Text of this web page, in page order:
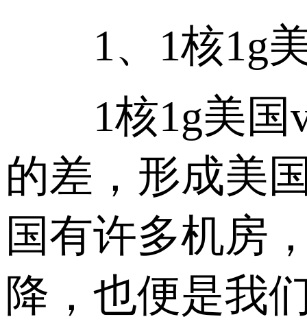
1、1核1g美
1核1g美国
的差，形成美
国有许多机房
降，也便是我